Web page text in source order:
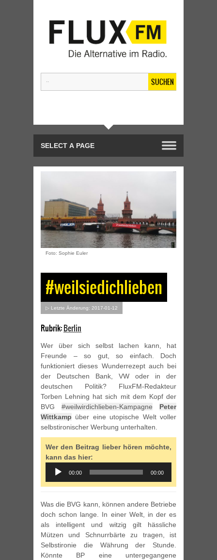
SUCHEN
Foto: Sophie Euler
#weilsiedichlieben
▷ Letzte Änderung: 2017-01-12
Rubrik:Berlin
Wer über sich selbst lachen kann, hat
Freunde – so gut, so einfach. Doch
funktioniert dieses Wunderrezept auch bei
der Deutschen Bank, VW oder in der
deutschen Politik? FluxFM-Redakteur
Torben Lehning hat sich mit dem Kopf der
BVG #weilwirdichlieben-Kampagne
Peter
Wittkamp über eine utopische Welt voller
selbstironischer Werbung unterhalten.
Wer den Beitrag lieber hören möchte,
kann das hier:
Audio
Player
00:00 00:00
Was die BVG kann, können andere Betriebe
doch schon lange. In einer Welt, in der es
als intelligent und witzig gilt hässliche
Mützen und Schnurrbärte zu tragen, ist
Selbstironie die Währung der Stunde.
Könnte BP eine untergegangene